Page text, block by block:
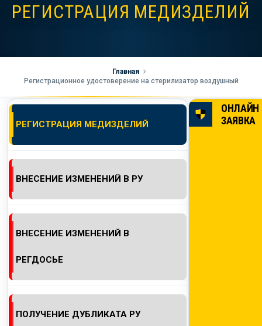
УСЛУГИ ГК ГОСТ-ЭКСПЕРТ
СТОИМОСТЬ РАБОТ
НАША КОМПАНИЯ
КОНТАКТЫ
РЕГИСТРАЦИЯ МЕДИЗДЕЛИЙ
Главная
Регистрационное удостоверение на стерилизатор воздушный
РЕГИСТРАЦИЯ МЕДИЗДЕЛИЙ
ВНЕСЕНИЕ ИЗМЕНЕНИЙ В РУ
ВНЕСЕНИЕ ИЗМЕНЕНИЙ В
РЕГДОСЬЕ
ПОЛУЧЕНИЕ ДУБЛИКАТА РУ
ОНЛАЙН
ЗАЯВКА